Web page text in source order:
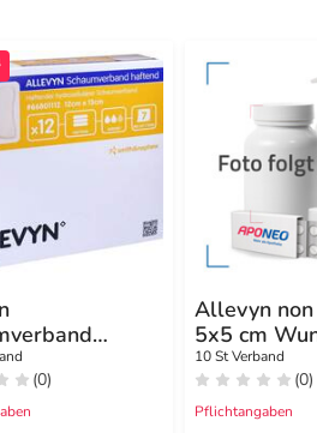
haftend
(0)
Allevyn
5x5 cm
10 St Verband
(0)
Pflichtangaben